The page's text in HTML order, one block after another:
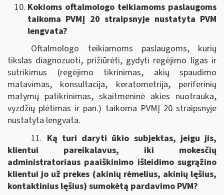
Kokioms oftalmologo teikiamoms paslaugoms
taikoma PVMĮ 20 straipsnyje nustatyta PVM
lengvata?
Oftalmologo teikiamoms paslaugoms, kurių
tikslas diagnozuoti, prižiūrėti, gydyti regėjimo ligas ir
sutrikimus (regėjimo tikrinimas, akių spaudimo
matavimas, konsultacija, keratometrija, periferinių
matymų patikrinimas, skaitmeninė akies nuotrauka,
vyzdžių plėtimas ir pan.) taikoma PVMĮ 20 straipsnyje
nustatyta lengvata.
11. Ką turi daryti ūkio subjektas, jeigu jis,
klientui pareikalavus, iki mokesčių
administratoriaus paaiškinimo išleidimo sugrąžino
klientui jo už prekes (akinių rėmelius, akinių lęšius,
kontaktinius lęšius) sumokėtą pardavimo PVM?